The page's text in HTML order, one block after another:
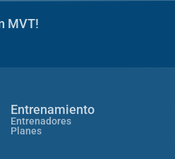
MVT!
Entrenamiento
Entrenadores
Planes